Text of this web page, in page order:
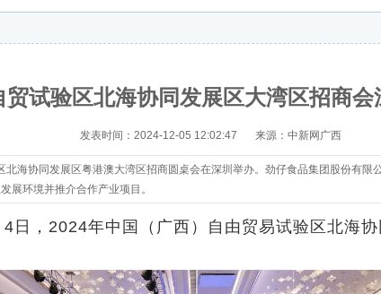
贸试验区北海协同发展区大湾区招商会
发表时间：2024-12-05 12:02:47 来源：中新网广西
海协同发展区粤港澳大湾区招商圆桌会在深圳举办。劲仔食品集团股份有
展环境并推介合作产业项目。
2024年中国（广西）自由贸易试验区北海协